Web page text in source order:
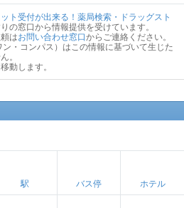
ト受付が出来る！薬局検索・ドラッグスト
の窓口から情報提供を受けています。
はお問い合わせ窓口からご連絡ください。
・コンパス）はこの情報に基づいて生じた
。
動します。
駅 バス停 ホテル